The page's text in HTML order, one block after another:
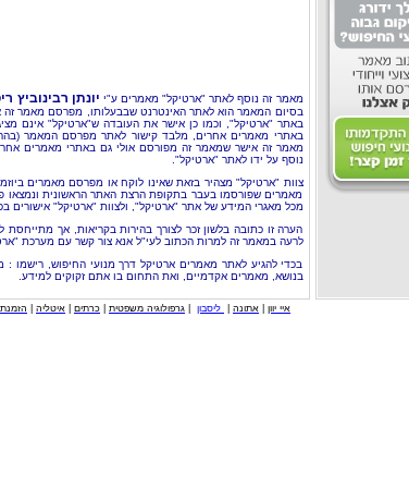
מאמר זה נוסף לאתר "ארטיקל" מאמרים ע"י יונתן רבינוביץ
בסיום המאמר הוא לאתר האינטרנט שבבעלותו, מפרסם מאמר
באתר "ארטיקל", וכמו כן אישר את העובדה ש"ארטיקל" אינם
באתרי מאמרים אחרים, מלבד קישור לאתר מפרסם המאמר
מאמר זה אישר שמאמר זה מפורסם אולי גם באתרי מאמרים
נוסף על ידו לאתר "ארטיקל".
צוות "ארטיקל" מצהיר בזאת שאינו לוקח או מפרסם מאמרים
מאמרים שפורסמו בעבר בתקופת הרצת האתר הראשונית ונמצאו
מכל מאגרי המידע של אתר "ארטיקל", ולצוות "ארטיקל" אישורים
הערה זו כתובה בלשון זכר לצורך בהירות בקריאות, אך
לרעה במאמר זה למרות הכתוב לעי"ל אנא צור קשר עם מערכת "ארטיקל"
בכדי להגיע לאתר מאמרים ארטיקל דרך מנועי החיפוש,
בנושא, מאמרים אקדמיים, ואת התחום בו אתם זקוקים למידע.
איי יוון אתונה ליסבון גרפולוגיה משפטית כרתים איטליה הזמנת